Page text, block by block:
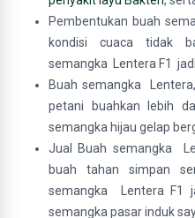
Pembentukan buah
kondisi cuaca tidak
semangka Lentera F1
Buah semangka
petani buahkan lebih
semangka hijau gelap
Jual Buah semangka
buah tahan simpan
semangka Lentera F1
semangka pasar induk